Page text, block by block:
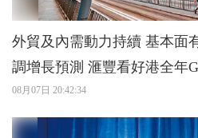
外貿及內需動力持續 基本面有穩固支持 4個月兩度上
調增長預測 滙豐看好港
08月07日 20:42:34